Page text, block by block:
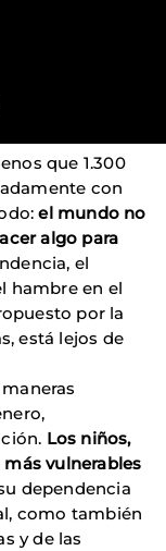
que 1.300
con
el mundo no
algo para
el
hambre en el
por la
está lejos de
Los niños,
vulnerables
dependencia
como también
y de las